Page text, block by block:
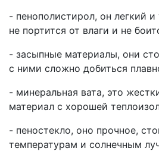
- пенополистирол, он легкий
не портится от влаги и не
- засыпные материалы, они
с ними сложно добиться
- минеральная вата, это
материал с хорошей
- пеностекло, оно прочное,
температурам и солнечным